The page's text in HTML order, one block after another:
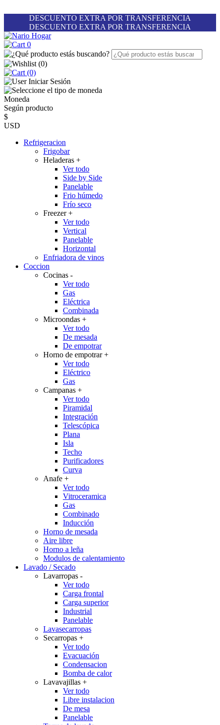
DESCUENTO EXTRA POR TRANSFERENCIA
DESCUENTO EXTRA POR TRANSFERENCIA
0
(0)
(0)
Iniciar Sesión
Moneda
Según producto
$
USD
Refrigeracion
Frigobar
Heladeras +
Ver todo
Side by Side
Panelable
Frio húmedo
Frío seco
Freezer+
Ver todo
Vertical
Panelable
Horizontal
Enfriadora de vinos
Coccion
Cocinas -
Ver todo
Gas
Eléctrica
Combinada
Microondas +
Ver todo
De mesada
De empotrar
Horno de empotrar+
Ver todo
Eléctrico
Gas
Campanas +
Ver todo
Piramidal
Integración
Telescópica
Plana
Isla
Techo
Purificadores
Curva
Anafe +
Ver todo
Vitroceramica
Gas
Combinado
Inducción
Horno de mesada
Aire libre
Horno a leña
Modulos de calentamiento
Lavado / Secado
Lavarropas -
Ver todo
Carga frontal
Carga superior
Industrial
Panelable
Lavasecarropas
Secarropas +
Ver todo
Evacuación
Condensacion
Bomba de calor
Lavavajillas +
Ver todo
Libre instalacion
De mesa
Panelable